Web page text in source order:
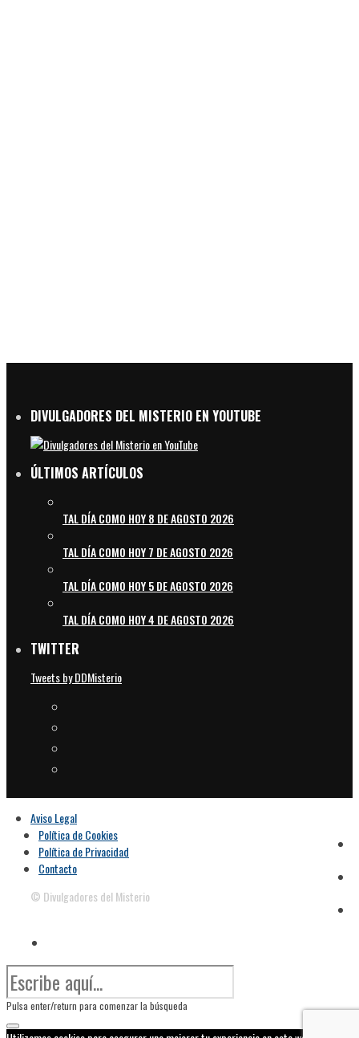
DIVULGADORES DEL MISTERIO EN YOUTUBE
ÚLTIMOS ARTÍCULOS
TAL DÍA COMO HOY 8 DE AGOSTO 2026
TAL DÍA COMO HOY 7 DE AGOSTO 2026
TAL DÍA COMO HOY 5 DE AGOSTO 2026
TAL DÍA COMO HOY 4 DE AGOSTO 2026
TWITTER
Tweets by DDMisterio
Aviso Legal
Política de Cookies
Política de Privacidad
Contacto
© Divulgadores del Misterio
Pulsa enter/return para comenzar la búsqueda